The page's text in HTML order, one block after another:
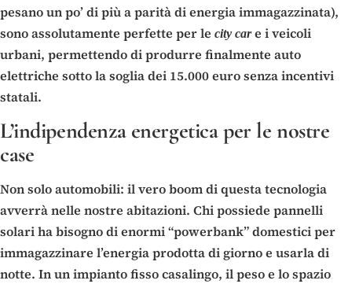
pesano un po’ di più a parità di energia immagazzinata),
sono assolutamente perfette per le city care i veicoli
urbani, permettendo di produrre finalmente auto
elettriche sotto la soglia dei 15.000 euro senza incentivi
statali.
L’indipendenza energetica per le nostre
case
Non solo automobili: il vero boom di questa tecnologia
avverrà nelle nostre abitazioni. Chi possiede pannelli
solari ha bisogno di enormi “powerbank” domestici per
immagazzinare l’energia prodotta di giorno e usarla di
notte. In un impianto fisso casalingo, il peso e lo spazio